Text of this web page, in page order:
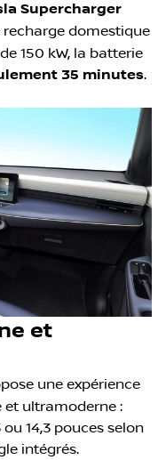
Supercharger
recharge domestique
150 kW, la batterie
35 minutes.
et
une expérience
et ultramoderne :
14,3 pouces selon
intégrés.